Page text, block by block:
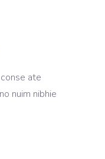
ate
nuim nibhie